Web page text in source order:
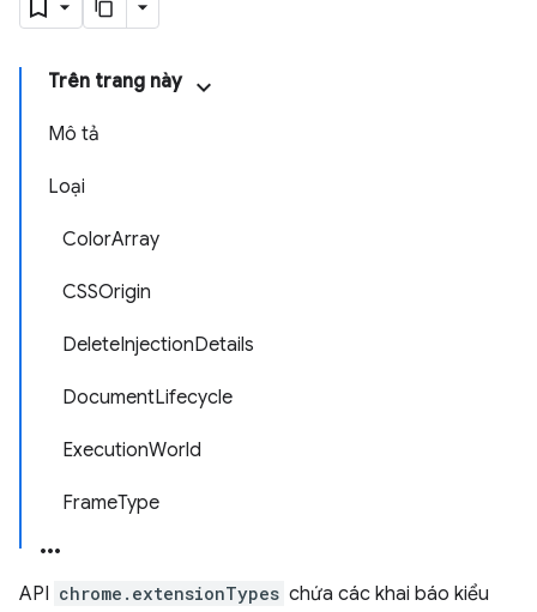
Trên trang này
Mô tả
Loại
ColorArray
CSSOrigin
DeleteInjectionDetails
DocumentLifecycle
ExecutionWorld
FrameType
API chrome.extensionTypes chứa các khai báo kiểu